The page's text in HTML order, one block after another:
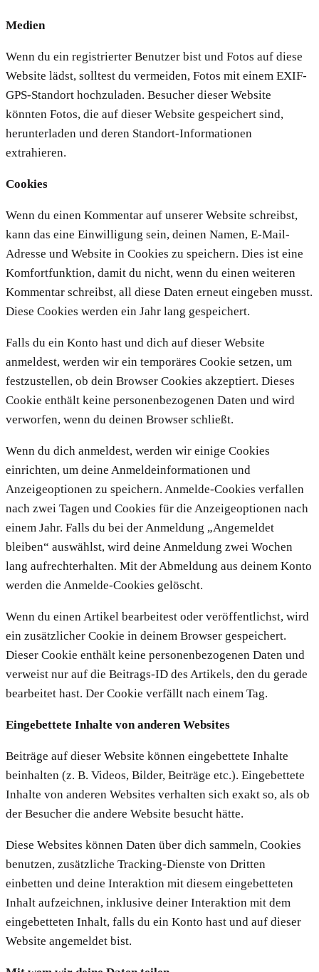
Medien
Wenn du ein registrierter Benutzer bist und Fotos auf diese
Website lädst, solltest du vermeiden, Fotos mit einem EXIF-
GPS-Standort hochzuladen. Besucher dieser Website
könnten Fotos, die auf dieser Website gespeichert sind,
herunterladen und deren Standort-Informationen
extrahieren.
Cookies
Wenn du einen Kommentar auf unserer Website schreibst,
kann das eine Einwilligung sein, deinen Namen, E-Mail-
Adresse und Website in Cookies zu speichern. Dies ist eine
Komfortfunktion, damit du nicht, wenn du einen weiteren
Kommentar schreibst, all diese Daten erneut eingeben musst.
Diese Cookies werden ein Jahr lang gespeichert.
Falls du ein Konto hast und dich auf dieser Website
anmeldest, werden wir ein temporäres Cookie setzen, um
festzustellen, ob dein Browser Cookies akzeptiert. Dieses
Cookie enthält keine personenbezogenen Daten und wird
verworfen, wenn du deinen Browser schließt.
Wenn du dich anmeldest, werden wir einige Cookies
einrichten, um deine Anmeldeinformationen und
Anzeigeoptionen zu speichern. Anmelde-Cookies verfallen
nach zwei Tagen und Cookies für die Anzeigeoptionen nach
einem Jahr. Falls du bei der Anmeldung „Angemeldet
bleiben“ auswählst, wird deine Anmeldung zwei Wochen
lang aufrechterhalten. Mit der Abmeldung aus deinem Konto
werden die Anmelde-Cookies gelöscht.
Wenn du einen Artikel bearbeitest oder veröffentlichst, wird
ein zusätzlicher Cookie in deinem Browser gespeichert.
Dieser Cookie enthält keine personenbezogenen Daten und
verweist nur auf die Beitrags-ID des Artikels, den du gerade
bearbeitet hast. Der Cookie verfällt nach einem Tag.
Eingebettete Inhalte von anderen Websites
Beiträge auf dieser Website können eingebettete Inhalte
beinhalten (z. B. Videos, Bilder, Beiträge etc.). Eingebettete
Inhalte von anderen Websites verhalten sich exakt so, als ob
der Besucher die andere Website besucht hätte.
Diese Websites können Daten über dich sammeln, Cookies
benutzen, zusätzliche Tracking-Dienste von Dritten
einbetten und deine Interaktion mit diesem eingebetteten
Inhalt aufzeichnen, inklusive deiner Interaktion mit dem
eingebetteten Inhalt, falls du ein Konto hast und auf dieser
Website angemeldet bist.